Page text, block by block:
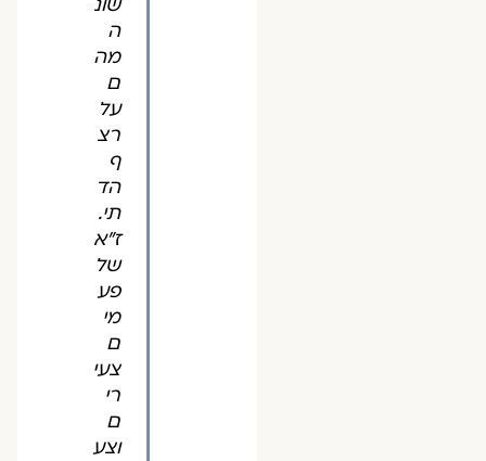
ה
מה
ם
על
רצ
ף
הד
תי.
ז"א
של
פע
מי
ם
צעי
רי
ם
וצע